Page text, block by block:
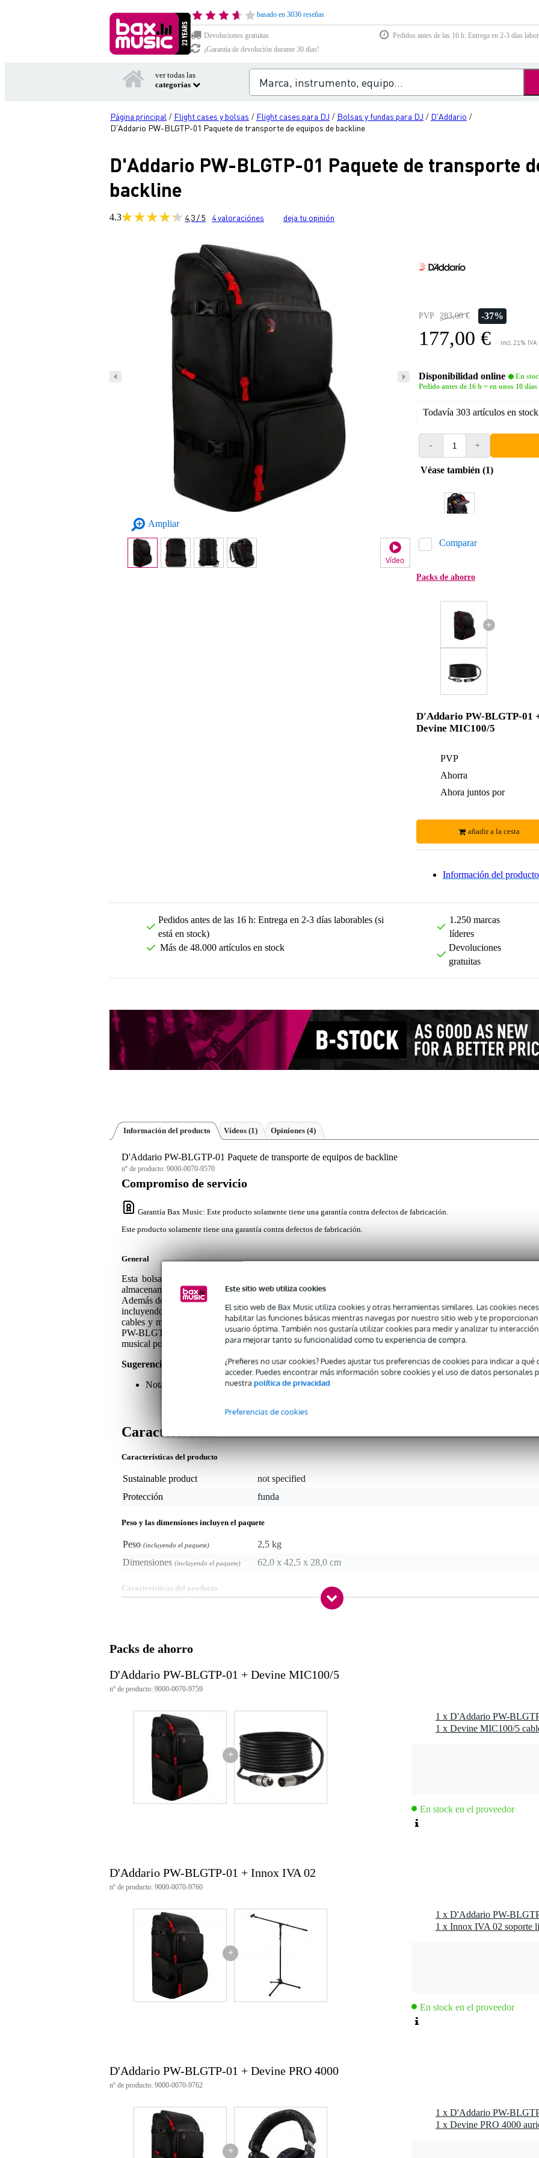
Este sitio web utiliza cookies
El sitio web de Bax Music utiliza cookies y otras herramientas similares. Las cookies
habilitar las funciones básicas mientras navegas por nuestro sitio web y te
usuario óptima. También nos gustaría utilizar cookies para medir y analizar tu
para mejorar tanto su funcionalidad como tu experiencia de compra.
¿Prefieres no usar cookies? Puedes ajustar tus preferencias de cookies para indicar a
acceder. Puedes encontrar más información sobre cookies y el uso de datos personales
nuestra política de privacidad
Preferencias de cookies
basado en 3036 reseñas
Devoluciones gratuitas
Pedidos antes de las 16 h: Entrega en 2-3 días
¡Garantía de devolución durante 30 días!
ver todas las
categorías
Página principal / Flight cases y bolsas / Flight cases para DJ / Bolsas y fundas para DJ / D'Addario /
D'Addario PW-BLGTP-01 Paquete de transporte de equipos de backline
D'Addario PW-BLGTP-01 Paquete de transporte
backline
4.3 4,3 / 5 4valoraciónes deja tu opinión
Ampliar
Vídeo
PVP 283,00 € -37%
177,00 € incl. 21% IVA
Disponibilidad online
En
Pedido antes de 16 h = en unos 10
Todavía 303 artículos en
- +
Véase también (1)
Comparar
Packs de ahorro
+
D'Addario PW-BLGTP-01
Devine MIC100/5
PVP
Ahorra
Ahora juntos por
añadir a la cesta
Información del producto
Pedidos antes de las 16 h: Entrega en 2-3 días laborables (si
está en stock)
Más de 48.000 artículos en stock
1.250 marcas
líderes
Devoluciones
gratuitas
Información del producto Vídeos (1) Opiniones (4)
D'Addario PW-BLGTP-01 Paquete de transporte de equipos de backline
nº de producto: 9000-0070-9570
Compromiso de servicio
Garantía Bax Music: Este producto solamente tiene una garantía contra defectos de fabricación.
Este producto solamente tiene una garantía contra defectos de fabricación.
General
Esta bolsa de transporte de D'Addario no sólo admite una gran cantidad de material, sino que ofrece un
almacenamiento perfectamente organizado gracias a sus numerosos bolsillos y compartimentos independientes.
Además de eso, la Backline Gear Transport Pack cuenta con un diseño altamente protector, cómodo y modular,
incluyendo divisores incorporados y compartimentos dedicados para artículos tales como su ordenador
cables y micrófono. Acabada con cremalleras de confianza y resistentes correas para el hombro, la
PW-BLGTP-01 es una elección más que segura para músicos, productores y otros profesionales de la
musical por igual.
Sugerencias o comentarios sobre este producto
Nota: Sólo se suministra el flightbag. El resto de productos mostrados son solo ilustrativos.
Características
Características del producto
Sustainable product
not specified
Protección
funda
Peso y las dimensiones incluyen el paquete
Peso (incluyendo el paquete)
2,5 kg
Dimensiones (incluyendo el paquete) 62,0 x 42,5 x 28,0 cm
Características del producto
compartimento modular para cables
compartimento para el portátil
cremalleras resistentes
protección óptima
Packs de ahorro
D'Addario PW-BLGTP-01 + Devine MIC100/5
nº de producto: 9000-0070-9759
+
En stock en el proveedor
D'Addario PW-BLGTP-01 + Innox IVA 02
nº de producto: 9000-0070-9760
+
En stock en el proveedor
D'Addario PW-BLGTP-01 + Devine PRO 4000
nº de producto: 9000-0070-9762
+
1 x Devine PRO 4000